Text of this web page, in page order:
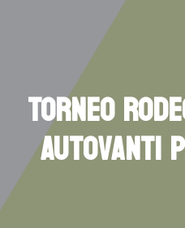
Torneo
Autovanti